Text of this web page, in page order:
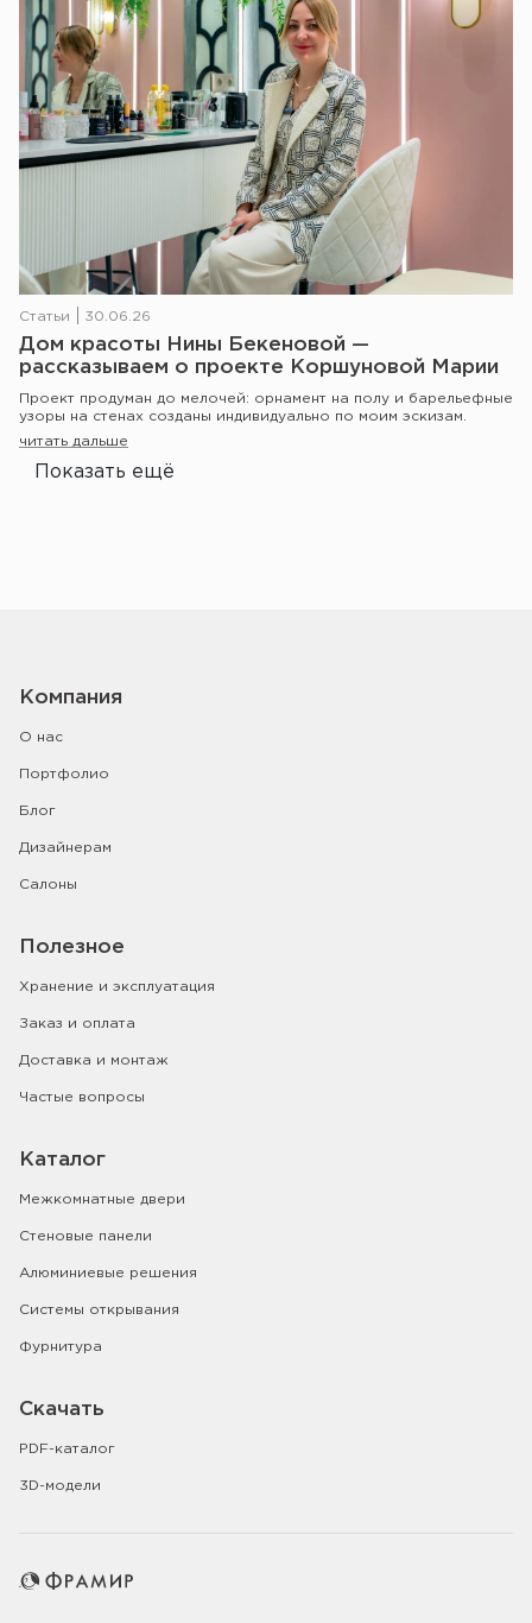
Статьи 30.06.26
Дом красоты Нины Бекеновой —
рассказываем о проекте Коршуновой Марии
Проект продуман до мелочей: орнамент на полу и барельефные
узоры на стенах созданы индивидуально по моим эскизам.
читать дальше
Показать ещё
Компания
О нас
Портфолио
Блог
Дизайнерам
Салоны
Полезное
Хранение и эксплуатация
Заказ и оплата
Доставка и монтаж
Частые вопросы
Каталог
Межкомнатные двери
Стеновые панели
Алюминиевые решения
Системы открывания
Фурнитура
Скачать
PDF-каталог
3D-модели